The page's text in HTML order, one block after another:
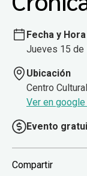
Fecha y Hora
Jueves 15 de
Ubicación
Centro
Ver en
Evento
Compartir